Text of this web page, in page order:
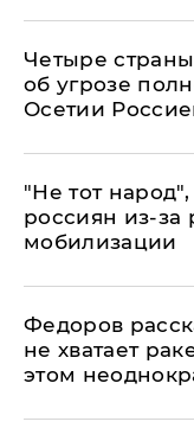
Четыре
об угрозе
Осетии
​"Не тот
россиян из-за
мобилизации
Федоров
не хватает
этом